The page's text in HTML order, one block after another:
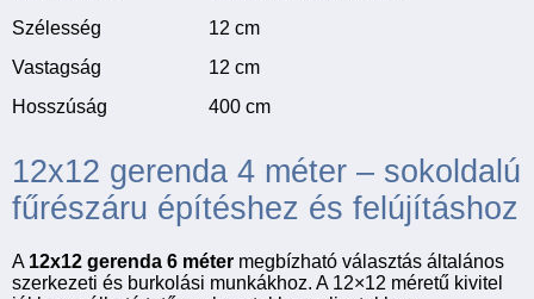
Szélesség
12 cm
Vastagság
12 cm
Hosszúság
400 cm
12x12 gerenda 4 méter – sokoldalú
fűrészáru építéshez és felújításhoz
A 12x12 gerenda 6 méter megbízható választás általános
szerkezeti és burkolási munkákhoz. A 12×12 méretű kivitel